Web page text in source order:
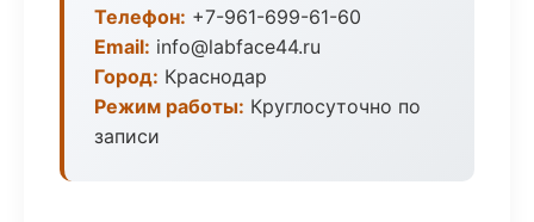
Телефон: +7-961-699-61-60
Email: info@labface44.ru
Город: Краснодар
Режим работы: Круглосуточно по
записи